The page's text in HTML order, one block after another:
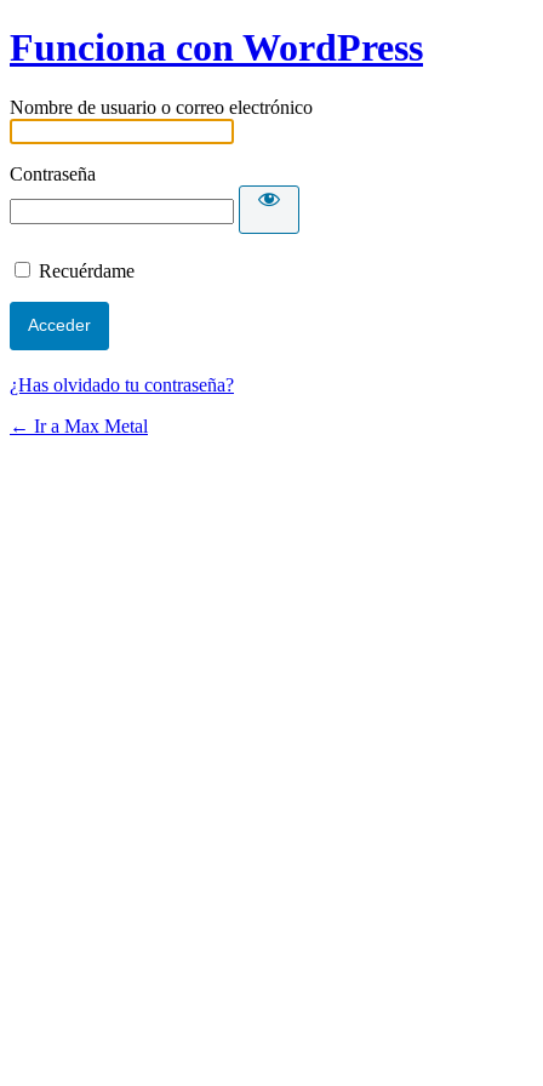
Funciona con WordPress
Nombre de usuario o correo electrónico
Contraseña
Recuérdame
¿Has olvidado tu contraseña?
← Ir a Max Metal